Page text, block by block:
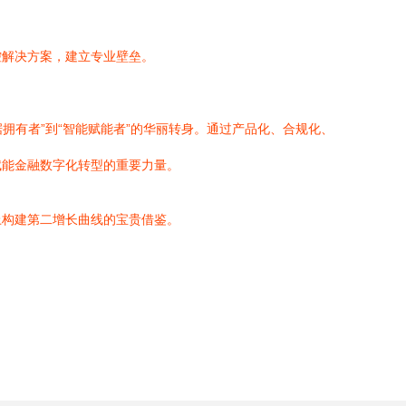
决方案，建立专业壁垒。
者”到“智能赋能者”的华丽转身。通过产品化、合规化、
金融数字化转型的重要力量。
建第二增长曲线的宝贵借鉴。